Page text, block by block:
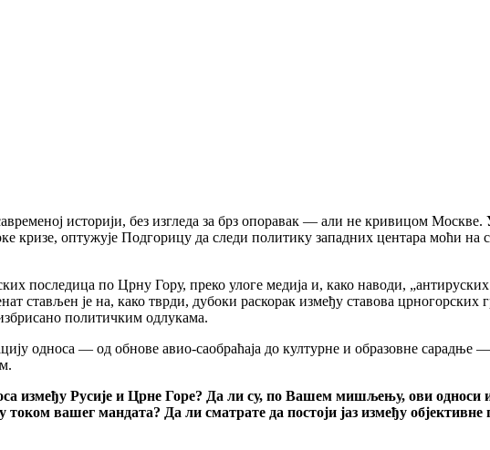
историји, без изгледа за брз опоравак — али не кривицом Москве.
кризе, оптужује Подгорицу да следи политику западних центара моћи на
последица по Црну Гору, преко улоге медија и, како наводи,
стављен је на, како тврди, дубоки раскорак између ставова
политичким одлукама.
односа — од обнове авио-саобраћаја до културне и образовне сарадње
између Русије и Црне Горе? Да ли су, по Вашем мишљењу, ови односи
вашег мандата? Да ли сматрате да постоји јаз између објективне